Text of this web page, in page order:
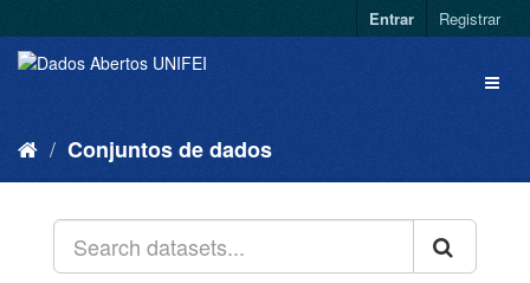
Entrar Registrar
Conjuntos de dados